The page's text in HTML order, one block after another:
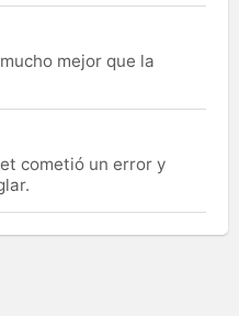
mejor que la
cometió un error y